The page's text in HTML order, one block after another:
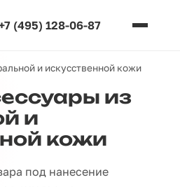
(495) 128-06-87
и искусственной кожи
из
и
кожи
под нанесение